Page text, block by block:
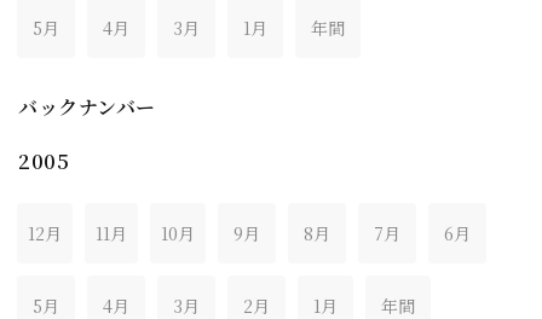
5月 4月 3月 1月 年間
バックナンバー
2005
12月 11月 10月 9月 8月 7月 6月
5月 4月 3月 2月 1月 年間